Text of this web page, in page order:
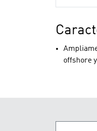
offshore